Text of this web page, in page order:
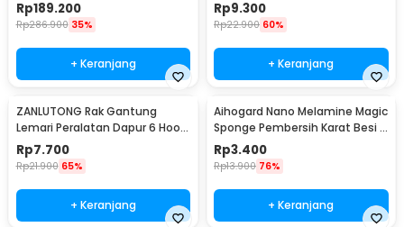
Rp189.200
Rp286.900 35%
+ Keranjang
Rp9.300
Rp22.900 60%
+ Keranjang
ZANLUTONG Rak Gantung
Lemari Peralatan Dapur 6 Hook
Besi - 2137
Rp7.700
Rp21.900 65%
+ Keranjang
Aihogard Nano Melamine Magic
Sponge Pembersih Karat Besi -
CW62
Rp3.400
Rp13.900 76%
+ Keranjang